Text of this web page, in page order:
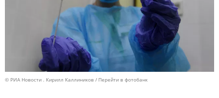
© РИА Новости . Кирилл Каллиников Перейти в фотобанк